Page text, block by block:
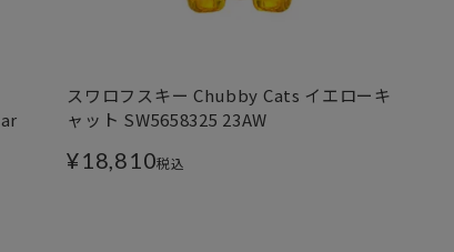
スワロフスキー Chubby Cats イエローキ
ャット SW5658325 23AW
¥18,810税込